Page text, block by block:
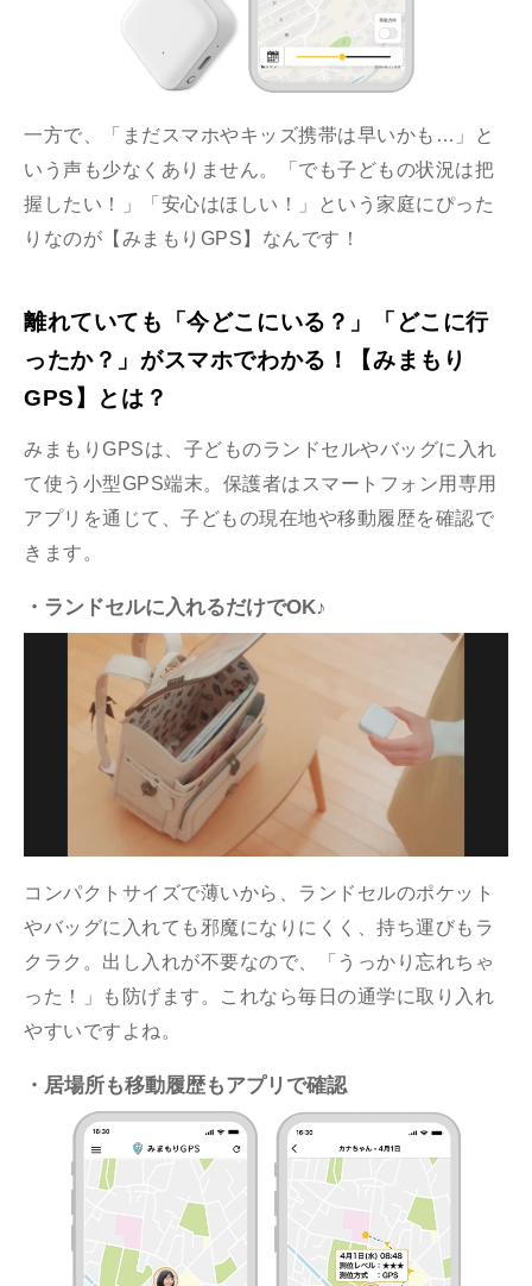
一方で、「まだスマホやキッズ携帯は早いかも…」と
いう声も少なくありません。「でも子どもの状況は把
握したい！」「安心はほしい！」という家庭にぴった
りなのが【みまもりGPS】なんです！
離れていても「今どこにいる？」「どこに行
ったか？」がスマホでわかる！【みまもり
GPS】とは？
みまもりGPSは、子どものランドセルやバッグに入れ
て使う小型GPS端末。保護者はスマートフォン用専用
アプリを通じて、子どもの現在地や移動履歴を確認で
きます。
・ランドセルに入れるだけでOK♪
コンパクトサイズで薄いから、ランドセルのポケット
やバッグに入れても邪魔になりにくく、持ち運びもラ
クラク。出し入れが不要なので、「うっかり忘れちゃ
った！」も防げます。これなら毎日の通学に取り入れ
やすいですよね。
・居場所も移動履歴もアプリで確認